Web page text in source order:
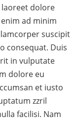
dolore
ad minim
suscipit
consequat. Duis
in vulputate
dolore eu
et iusto
zzril
facilisi. Nam